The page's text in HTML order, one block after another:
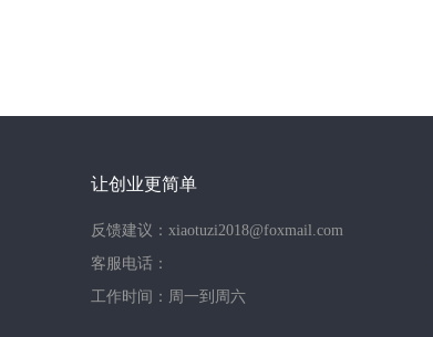
让创业更简单
反馈建议：xiaotuzi2018@foxmail.com
客服电话：
工作时间：周一到周六